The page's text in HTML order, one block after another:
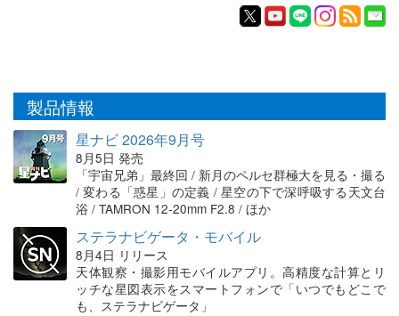
製品情報
星ナビ 2026年9月号
8月5日 発売
「宇宙兄弟」最終回 / 新月のペルセ群極大を見る・撮る
/ 変わる「惑星」の定義 / 星空の下で深呼吸する天文台
浴 / TAMRON 12-20mm F2.8 / ほか
ステラナビゲータ・モバイル
8月4日 リリース
天体観察・撮影用モバイルアプリ。高精度な計算とリ
ッチな星図表示をスマートフォンで「いつでもどこで
も、ステラナビゲータ」